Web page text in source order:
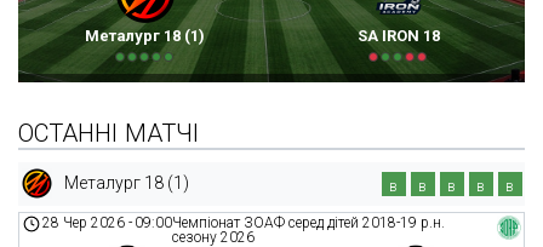
Металург 18 (1) SA IRON 18
ОСТАННІ МАТЧІ
Металург 18 (1) в в в в в
Чемпіонат ЗОАФ серед дітей 2018-19 р.н.
сезону 2026
28 Чер 2026 - 09:00